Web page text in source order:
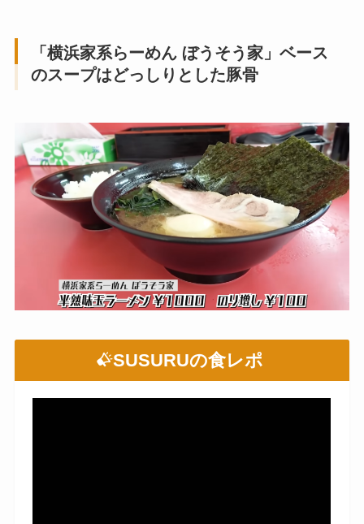
「横浜家系らーめん ぼうそう家」ベース
のスープはどっしりとした豚骨
SUSURUの食レポ